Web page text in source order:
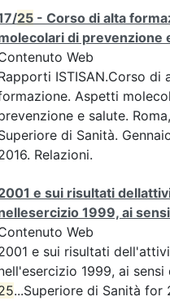
25 - Corso di alta
di prevenzione
Web
ISTISAN.Corso di
Aspetti
e salute.
di Sanità.
Relazioni.
e sui risultati
1999, ai
Web
e sui risultati
1999, ai sensi
...Superiore di Sanità for